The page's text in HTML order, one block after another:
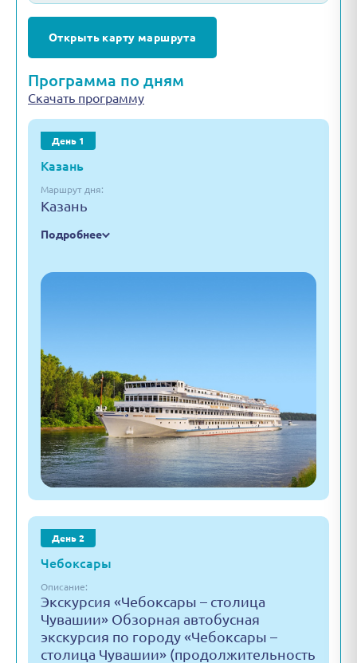
Открыть карту маршрута
Программа по дням
Скачать программу
День 1
Казань
Маршрут дня:
Казань
Подробнее
День 2
Чебоксары
Описание:
Экскурсия «Чебоксары – столица
Чувашии» Обзорная автобусная
экскурсия по городу «Чебоксары –
столица Чувашии» (продолжительность